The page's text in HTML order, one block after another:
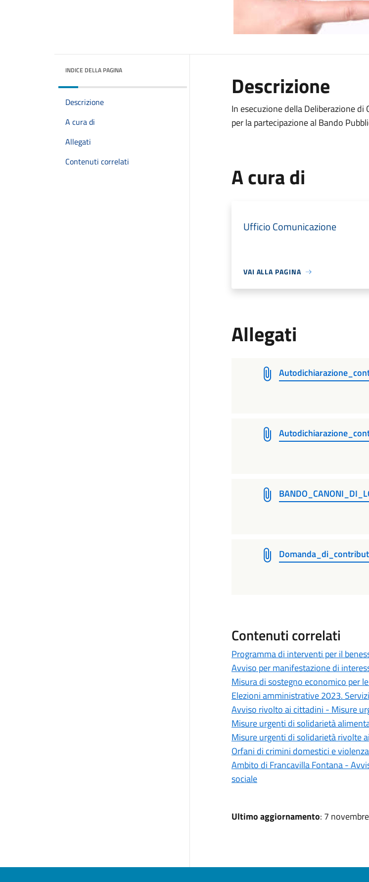
INDICE DELLA PAGINA
Descrizione
A cura di
Allegati
Contenuti correlati
Descrizione
In esecuzione della Deliberazione
per la partecipazione al Bando
A cura di
Ufficio Comunicazione
VAI ALLA PAGINA
Allegati
Contenuti correlati
Programma di interventi per il
Avviso per manifestazione di
Misura di sostegno economico per
Elezioni amministrative 2023.
Avviso rivolto ai cittadini - Misure
Misure urgenti di solidarietà
Misure urgenti di solidarietà rivolte
Orfani di crimini domestici e
Ambito di Francavilla Fontana -
sociale
Ultimo aggiornamento: 7